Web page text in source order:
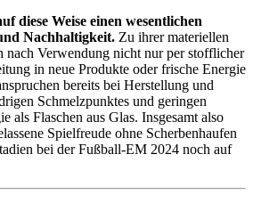
diese Weise einen wesentlichen
Nachhaltigkeit. Zu ihrer materiellen
nach Verwendung nicht nur per stofflicher
in neue Produkte oder frische Energie
bereits bei Herstellung und
Schmelzpunktes und geringen
als Flaschen aus Glas. Insgesamt also
Spielfreude ohne Scherbenhaufen
bei der Fußball-EM 2024 noch auf